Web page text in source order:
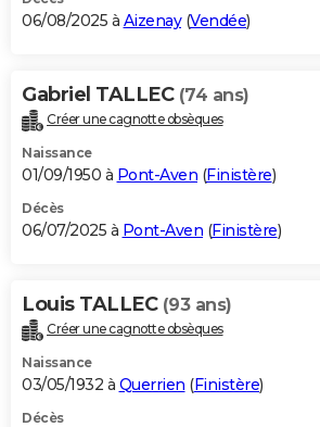
06/08/2025 à Aizenay(Vendée)
Gabriel TALLEC (74 ans)
Créer une cagnotte obsèques
Naissance
01/09/1950 à Pont-Aven (Finistère)
Décès
06/07/2025 à Pont-Aven (Finistère)
Louis TALLEC (93 ans)
Créer une cagnotte obsèques
Naissance
03/05/1932 à Querrien (Finistère)
Décès